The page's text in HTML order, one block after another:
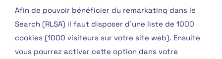
Afin de pouvoir bénéficier du remarkating dans le
Search (RLSA) il faut disposer d’une liste de 1000
cookies (1000 visiteurs sur votre site web). Ensuite
vous pourrez activer cette option dans votre